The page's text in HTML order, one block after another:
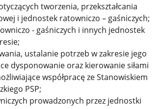
tworzenia, przekształcania
i jednostek ratowniczo – gaśniczych;
- gaśniczych i innych jednostek
ustalanie potrzeb w zakresie jego
dysponowanie oraz kierowanie siłami
współpracę ze Stanowiskiem
PSP;
prowadzonych przez jednostki